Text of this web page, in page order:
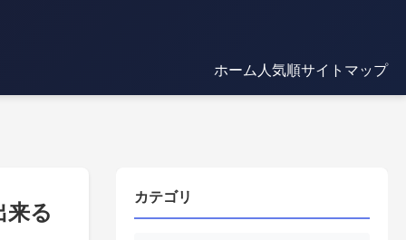
ホーム人気順サイトマップ
る
カテゴリ